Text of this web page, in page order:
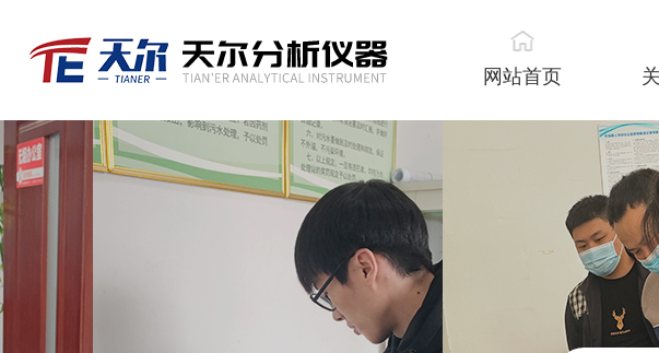
网站首页